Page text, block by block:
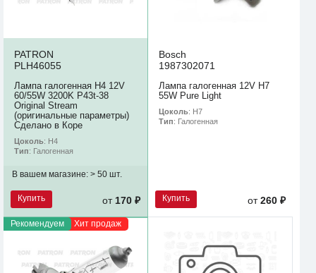
PATRON
PLH46055
Лампа галогенная H4 12V
60/55W 3200K P43t-38
Original Stream
(оригинальные параметры)
Сделано в Коре
Цоколь: H4
Тип: Галогенная
В вашем магазине: > 50 шт.
Купить от 170 ₽
Bosch
1987302071
Лампа галогенная 12V H7
55W Pure Light
Цоколь: H7
Тип: Галогенная
Купить от260 ₽
Рекомендуем Хит продаж